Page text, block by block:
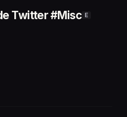
Twitter #Misc E